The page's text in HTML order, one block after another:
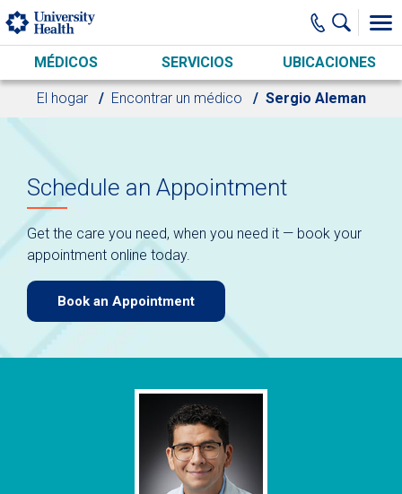
Skip to main content
MÉDICOS SERVICIOS UBICACIONES
El hogar Encontrar un médico Sergio Aleman
Schedule an Appointment
Get the care you need, when you need it — book your
appointment online today.
Book an Appointment